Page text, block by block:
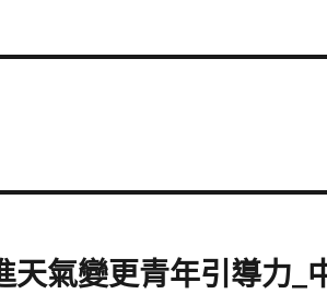
天氣變更青年引導力_